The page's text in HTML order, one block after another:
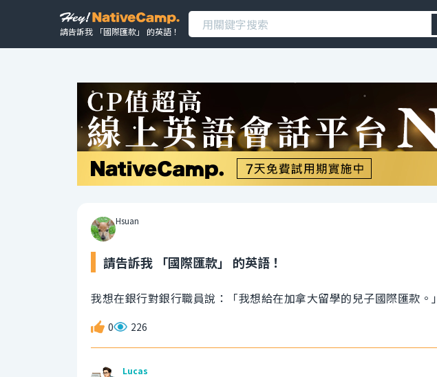
請告訴我 「國際匯款」 的英語！
Hsuan
請告訴我 「國際匯款」 的英語！
我想在銀行對銀行職員說：「我想給在加拿大留學的兒子國際匯款。」
0 226
Lucas